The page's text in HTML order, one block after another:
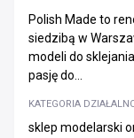
Polish Made to
siedzibą w
modeli do
pasję do...
KATEGORIA
sklep modelarski